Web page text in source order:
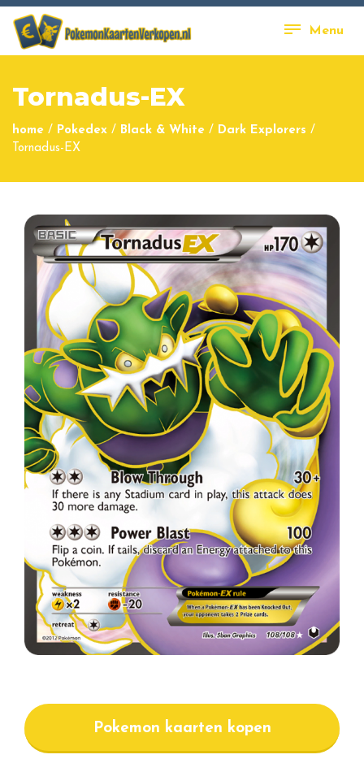
Menu
Tornadus-EX
home / Pokedex / Black & White / Dark Explorers /
Tornadus-EX
Pokemon kaarten kopen